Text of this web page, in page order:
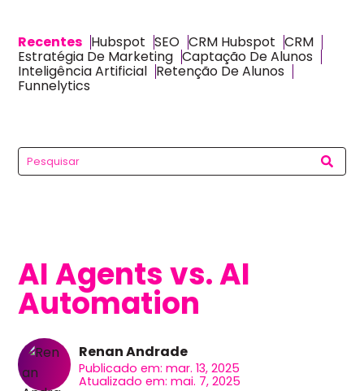
Recentes Hubspot SEO CRM Hubspot CRM
Estratégia De Marketing Captação De Alunos
Inteligência Artificial Retenção De Alunos
Funnelytics
AI Agents vs. AI
Automation
Renan Andrade
Publicado em: mar. 13, 2025
Atualizado em: mai. 7, 2025